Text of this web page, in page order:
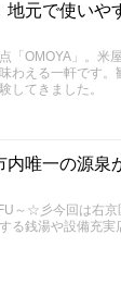
地元で使いや
「OMOYA」。米
わえる一軒です。
してきました。
唯一の源泉
～☆彡今回は右京
る銭湯や設備充実